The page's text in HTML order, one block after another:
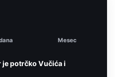
Mesec
je potrčko Vučića i